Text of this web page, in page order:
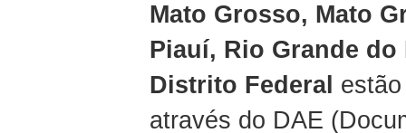
Mato Grosso, Mato
Piauí, Rio Grande
Distrito Federal
através do DAE